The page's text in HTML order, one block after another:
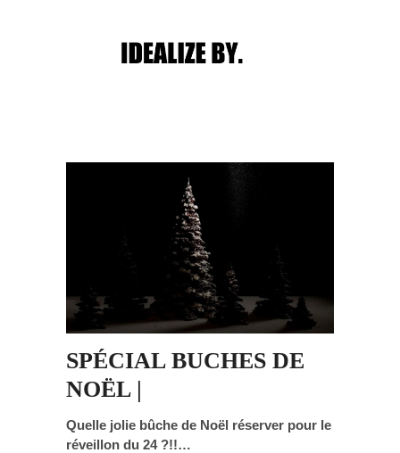
SPÉCIAL BUCHES DE
NOËL |
Quelle jolie bûche de Noël réserver pour le
réveillon du 24 ?!!…